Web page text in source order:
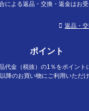
による返品・交換・返金はお受
返品・
ポイント
代金（税抜）の1％をポイント
降のお買い物にご利用いただけ